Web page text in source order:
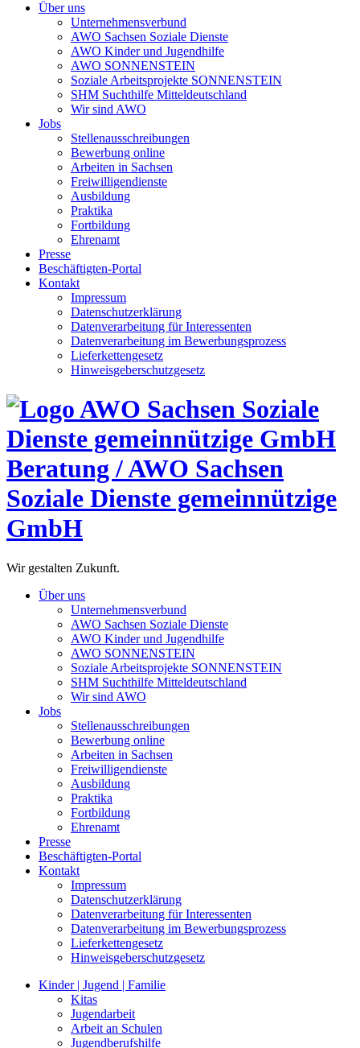
Über uns
Unternehmensverbund
AWO Sachsen Soziale Dienste
AWO Kinder und Jugendhilfe
AWO SONNENSTEIN
Soziale Arbeitsprojekte SONNENSTEIN
SHM Suchthilfe Mitteldeutschland
Wir sind AWO
Jobs
Stellenausschreibungen
Bewerbung online
Arbeiten in Sachsen
Freiwilligendienste
Ausbildung
Praktika
Fortbildung
Ehrenamt
Presse
Beschäftigten-Portal
Kontakt
Impressum
Datenschutzerklärung
Datenverarbeitung für Interessenten
Datenverarbeitung im Bewerbungsprozess
Lieferkettengesetz
Hinweisgeberschutzgesetz
Beratung / AWO Sachsen
Soziale Dienste gemeinnützige
GmbH
Wir gestalten Zukunft.
Über uns
Unternehmensverbund
AWO Sachsen Soziale Dienste
AWO Kinder und Jugendhilfe
AWO SONNENSTEIN
Soziale Arbeitsprojekte SONNENSTEIN
SHM Suchthilfe Mitteldeutschland
Wir sind AWO
Jobs
Stellenausschreibungen
Bewerbung online
Arbeiten in Sachsen
Freiwilligendienste
Ausbildung
Praktika
Fortbildung
Ehrenamt
Presse
Beschäftigten-Portal
Kontakt
Impressum
Datenschutzerklärung
Datenverarbeitung für Interessenten
Datenverarbeitung im Bewerbungsprozess
Lieferkettengesetz
Hinweisgeberschutzgesetz
Kinder | Jugend | Familie
Kitas
Jugendarbeit
Arbeit an Schulen
Jugendberufshilfe